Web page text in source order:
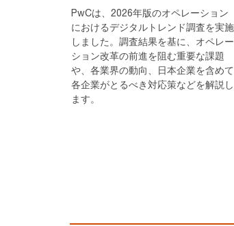
PwCは、2026年版のオペレーション
におけるデジタルトレンド調査を実施
しました。調査結果を基に、オペレー
ション改革の前進を阻む重要な課題
や、各業界の動向、日本企業を含めて
各企業がとるべき対応策などを解説し
ます。